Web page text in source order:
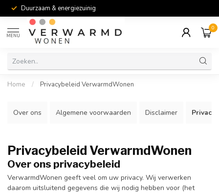
Duurzaam & energiezuinig
MENU
0
Home / Privacybeleid VerwarmdWonen
Over ons Algemene voorwaarden Disclaimer
Privacybeleid VerwarmdWonen
Over ons privacybeleid
VerwarmdWonen geeft veel om uw privacy. Wij verwerken
daarom uitsluitend gegevens die wij nodig hebben voor (het